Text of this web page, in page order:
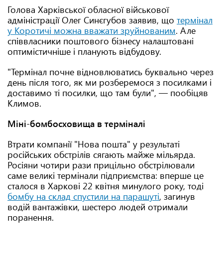
Голова Харківської обласної військової
адміністрації Олег Синєгубов заявив, що термінал
у Коротичі можна вважати зруйнованим. Але
співвласники поштового бізнесу налаштовані
оптимістичніше і планують відбудову.
"Термінал почне відновлюватись буквально через
день після того, як ми розберемося з посилками і
доставимо ті посилки, що там були", — пообіцяв
Климов.
Міні-бомбосховища в терміналі
Втрати компанії "Нова пошта" у результаті
російських обстрілів сягають майже мільярда.
Росіяни чотири рази прицільно обстрілювали
саме великі термінали підприємства: вперше це
сталося в Харкові 22 квітня минулого року, тоді
бомбу на склад спустили на парашуті, загинув
водій вантажівки, шестеро людей отримали
поранення.